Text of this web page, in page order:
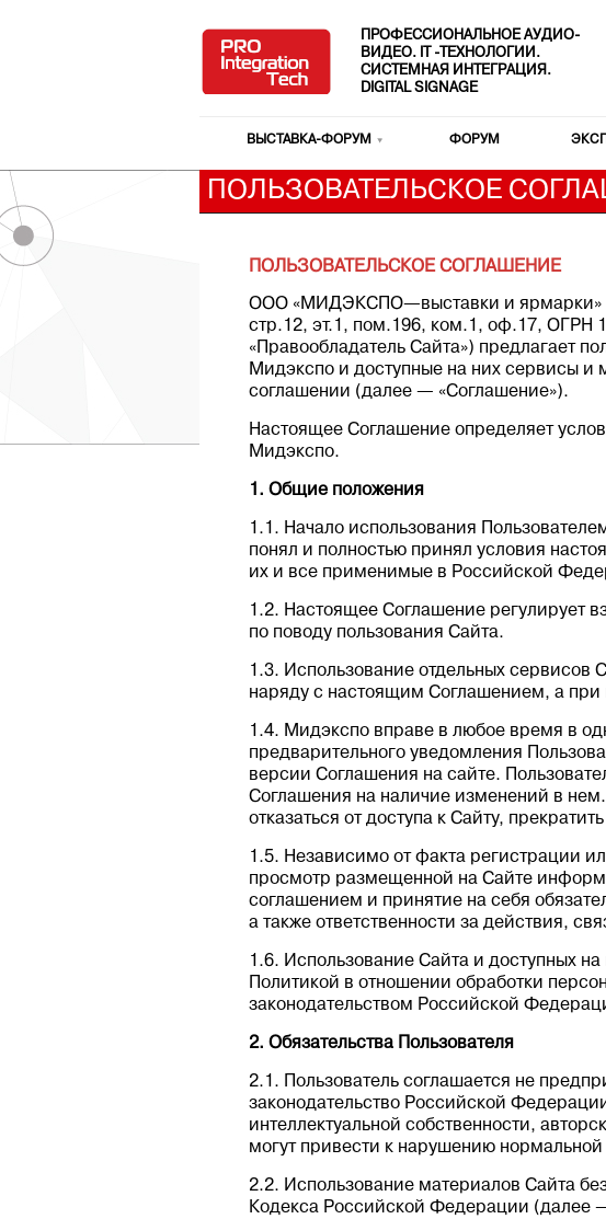
ПРОФЕССИОНАЛЬНОЕ АУДИО-
ВИДЕО. IT -ТЕХНОЛОГИИ.
СИСТЕМНАЯ ИНТЕГРАЦИЯ.
DIGITAL SIGNAGE
ВЫСТАВКА-ФОРУМ ФОРУМ
ПОЛЬЗОВАТЕЛЬСКОЕ
ПОЛЬЗОВАТЕЛЬСКОЕ СОГЛАШЕНИЕ
ООО «МИДЭКСПО—выставки и ярмарки»
стр.12, эт.1, пом.196, ком.1, оф.17, ОГРН
«Правообладатель Сайта») предлагает
Мидэкспо и доступные на них сервисы и
соглашении (далее — «Соглашение»).
Настоящее Соглашение определяет
Мидэкспо.
1. Общие положения
1.1. Начало использования
понял и полностью принял условия
их и все применимые в Российской
1.2. Настоящее Соглашение регулирует
по поводу пользования Сайта.
1.3. Использование отдельных
наряду с настоящим Соглашением, а
1.4. Мидэкспо вправе в любое время в
предварительного уведомления
версии Соглашения на сайте.
Соглашения на наличие изменений в
отказаться от доступа к Сайту,
1.5. Независимо от факта регистрации
просмотр размещенной на Сайте
соглашением и принятие на себя
а также ответственности за действия,
1.6. Использование Сайта и доступных
Политикой в отношении обработки
законодательством Российской
2. Обязательства Пользователя
2.1. Пользователь соглашается не
законодательство Российской
интеллектуальной собственности,
могут привести к нарушению
2.2. Использование материалов Сайта
Кодекса Российской Федерации (далее